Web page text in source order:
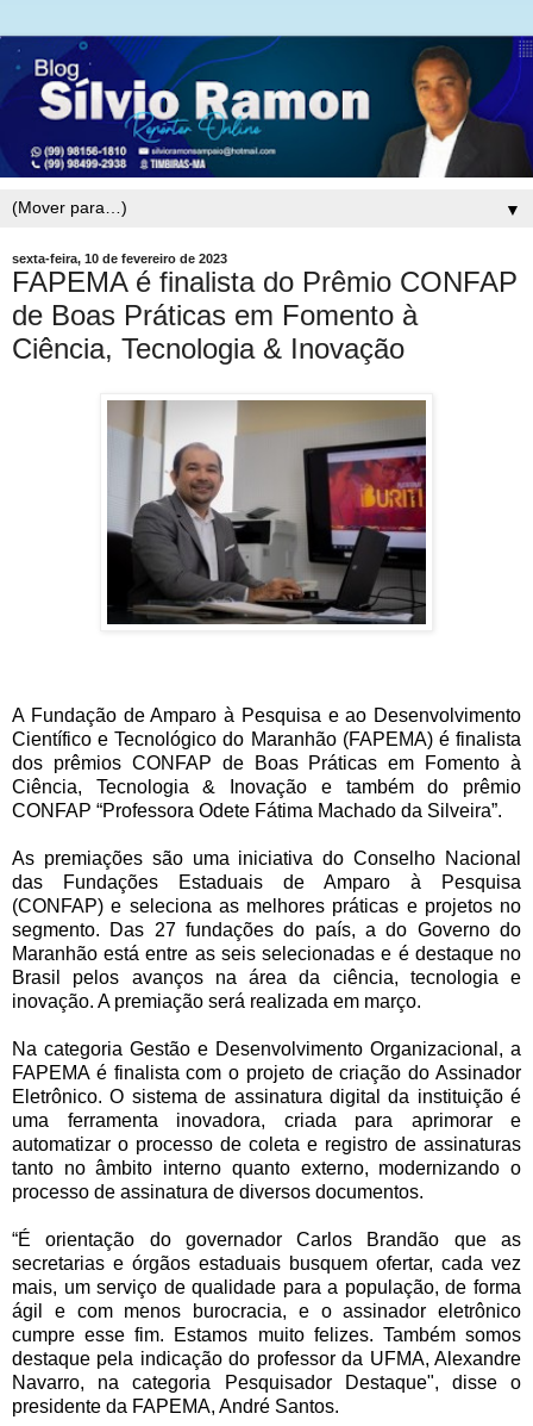
▼
sexta-feira, 10 de fevereiro de 2023
FAPEMA é finalista do Prêmio CONFAP
de Boas Práticas em Fomento à
Ciência, Tecnologia & Inovação
A Fundação de Amparo à Pesquisa e ao Desenvolvimento
Científico e Tecnológico do Maranhão (FAPEMA) é finalista
dos prêmios CONFAP de Boas Práticas em Fomento à
Ciência, Tecnologia & Inovação e também do prêmio
CONFAP “Professora Odete Fátima Machado da Silveira”.
As premiações são uma iniciativa do Conselho Nacional
das Fundações Estaduais de Amparo à Pesquisa
(CONFAP) e seleciona as melhores práticas e projetos no
segmento. Das 27 fundações do país, a do Governo do
Maranhão está entre as seis selecionadas e é destaque no
Brasil pelos avanços na área da ciência, tecnologia e
inovação. A premiação será realizada em março.
Na categoria Gestão e Desenvolvimento Organizacional, a
FAPEMA é finalista com o projeto de criação do Assinador
Eletrônico. O sistema de assinatura digital da instituição é
uma ferramenta inovadora, criada para aprimorar e
automatizar o processo de coleta e registro de assinaturas
tanto no âmbito interno quanto externo, modernizando o
processo de assinatura de diversos documentos.
“É orientação do governador Carlos Brandão que as
secretarias e órgãos estaduais busquem ofertar, cada vez
mais, um serviço de qualidade para a população, de forma
ágil e com menos burocracia, e o assinador eletrônico
cumpre esse fim. Estamos muito felizes. Também somos
destaque pela indicação do professor da UFMA, Alexandre
Navarro, na categoria Pesquisador Destaque", disse o
presidente da FAPEMA, André Santos.